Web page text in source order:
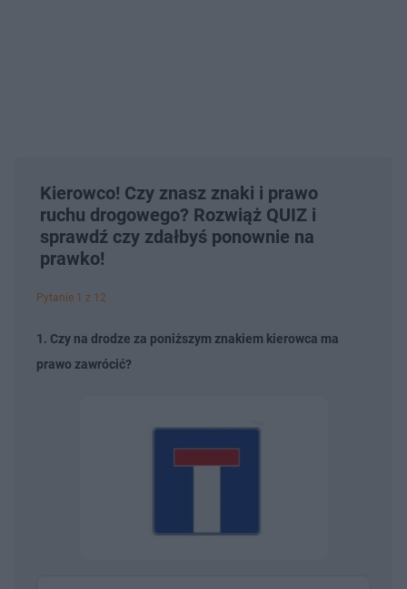
Kierowco! Czy znasz znaki i prawo
ruchu drogowego? Rozwiąż QUIZ i
sprawdź czy zdałbyś ponownie na
prawko!
Pytanie 1 z 12
1. Czy na drodze za poniższym znakiem kierowca ma
prawo zawrócić?